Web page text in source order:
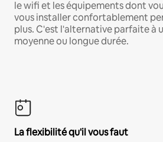
le wifi et les équipements dont
vous installer confortablement
plus. C'est l'alternative parfaite à
moyenne ou longue durée.
La flexibilité qu'il vous faut